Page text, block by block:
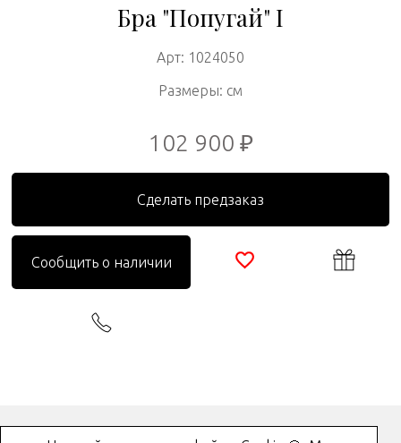
Бра "Попугай" I
Арт: 1024050
Размеры: см
102 900 ₽
Сделать предзаказ
Сообщить о наличии